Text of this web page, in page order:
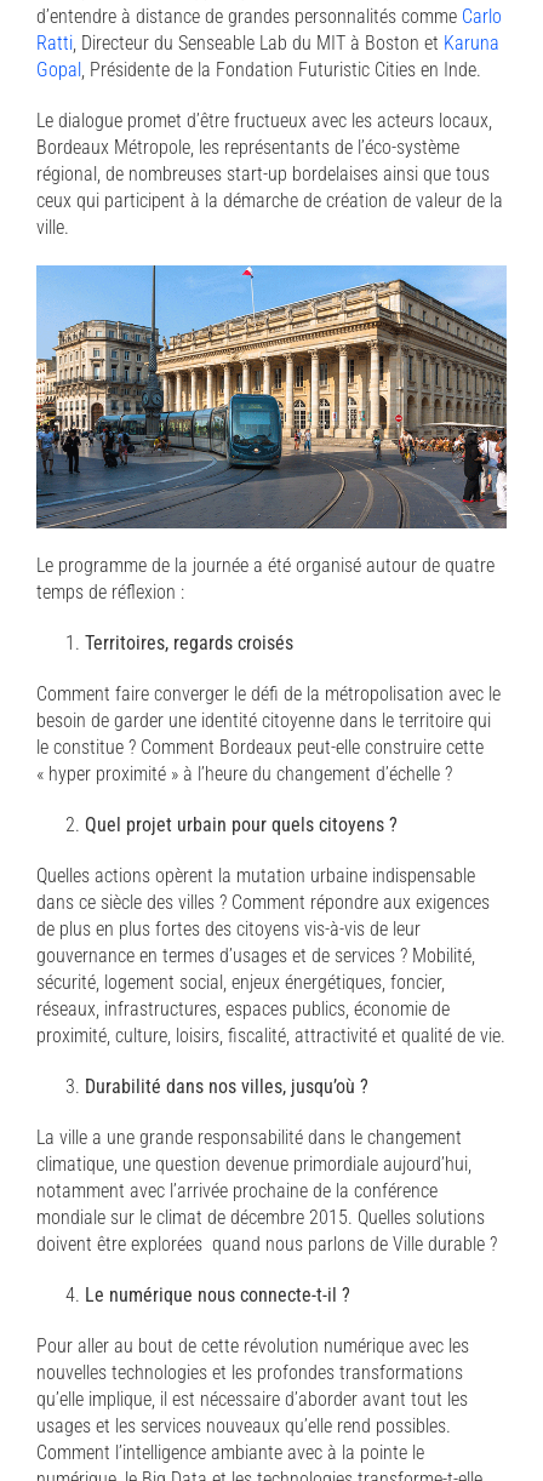
d’entendre à distance de grandes personnalités comme Carlo
Ratti, Directeur du Senseable Lab du MIT à Boston et Karuna
Gopal , Présidente de la Fondation Futuristic Cities en Inde.
Le dialogue promet d’être fructueux avec les acteurs locaux,
Bordeaux Métropole, les représentants de l’éco-système
régional, de nombreuses start-up bordelaises ainsi que tous
ceux qui participent à la démarche de création de valeur de la
ville.
Le programme de la journée a été organisé autour de quatre
temps de réflexion :
Territoires, regards croisés
Comment faire converger le défi de la métropolisation avec le
besoin de garder une identité citoyenne dans le territoire qui
le constitue ? Comment Bordeaux peut-elle construire cette
« hyper proximité » à l’heure du changement d’échelle ?
Quel projet urbain pour quels citoyens ?
Quelles actions opèrent la mutation urbaine indispensable
dans ce siècle des villes ? Comment répondre aux exigences
de plus en plus fortes des citoyens vis-à-vis de leur
gouvernance en termes d’usages et de services ? Mobilité,
sécurité, logement social, enjeux énergétiques, foncier,
réseaux, infrastructures, espaces publics, économie de
proximité, culture, loisirs, fiscalité, attractivité et qualité de vie.
Durabilité dans nos villes, jusqu’où ?
La ville a une grande responsabilité dans le changement
climatique, une question devenue primordiale aujourd’hui,
notamment avec l’arrivée prochaine de la conférence
mondiale sur le climat de décembre 2015. Quelles solutions
doivent être explorées quand nous parlons de Ville durable ?
Le numérique nous connecte-t-il ?
Pour aller au bout de cette révolution numérique avec les
nouvelles technologies et les profondes transformations
qu’elle implique, il est nécessaire d’aborder avant tout les
usages et les services nouveaux qu’elle rend possibles.
Comment l’intelligence ambiante avec à la pointe le